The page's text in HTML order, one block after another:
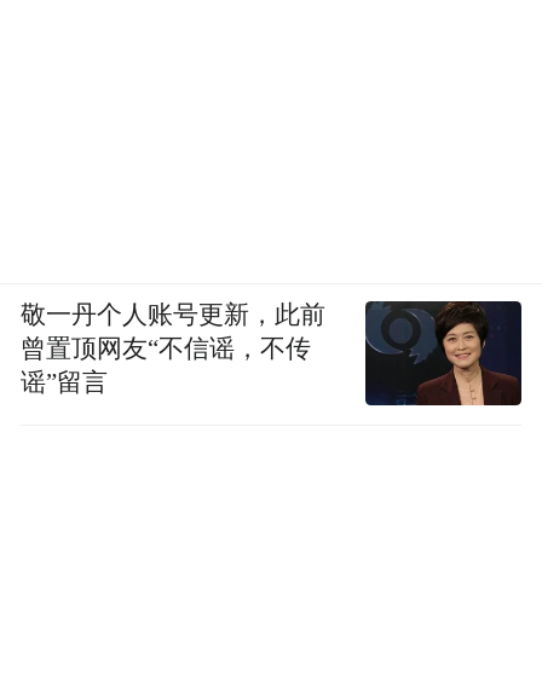
敬一丹个人账号更新，此前
曾置顶网友“不信谣，不传
谣”留言